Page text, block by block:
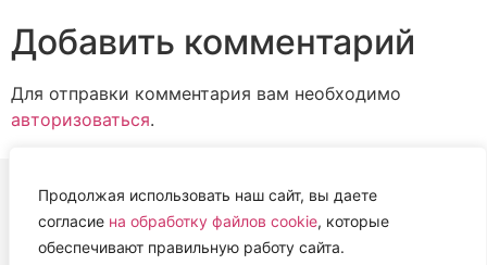
Продолжая использовать наш сайт, вы даете
согласие на обработку файлов cookie, которые
обеспечивают правильную работу сайта.
Добавить комментарий
Для отправки комментария вам необходимо
авторизоваться.
ВЕТЕРИНАРНАЯ АССОЦИАЦИЯ
НИЖЕГОРОДСКОЙ ОБЛАСТИ (НОВА)